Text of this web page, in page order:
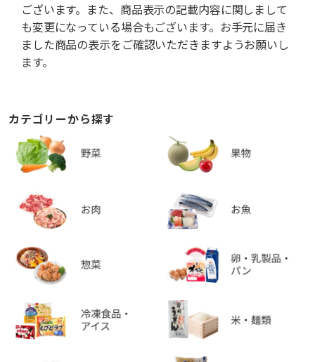
ございます。また、商品表示の記載内容に関しまして
も変更になっている場合もございます。お手元に届き
ました商品の表示をご確認いただきますようお願いし
ます。
カテゴリーから探す